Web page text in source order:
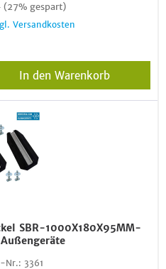
(27% gespart)
Versandkosten
In den Warenkorb
SBR-1000X180X95MM-
Nr.: 3361